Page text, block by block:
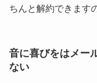
ちんと解約できます
音に喜びをはメー
ない